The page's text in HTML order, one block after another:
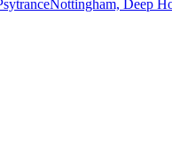
Nottingham, Deep